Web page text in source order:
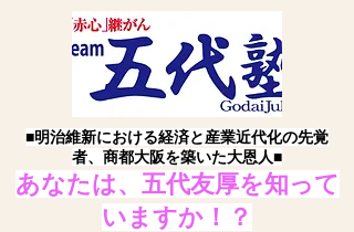
■明治維新における経済と産業近代化の先覚
者、商都大阪を築いた大恩人■
あなたは、五代友厚を知って
いますか！？